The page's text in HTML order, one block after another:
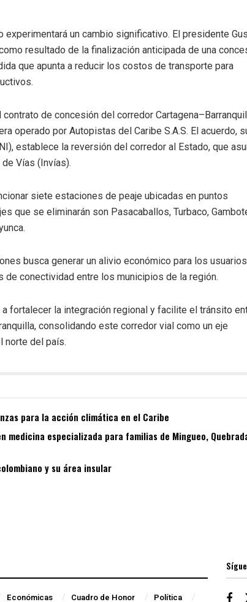
experimentará un cambio significativo. El presidente
resultado de la finalización anticipada de una
que apunta a reducir los costos de transporte para
de concesión del corredor
operado por Autopistas del Caribe S.A.S. El acuerdo,
establece la reversión del corredor al Estado, que
Vías (Invías).
siete estaciones de peaje ubicadas en puntos
que se eliminarán son Pasacaballos, Turbaco,
busca generar un alivio económico para los usuarios
conectividad entre los municipios de la región.
fortalecer la integración regional y facilite el tránsito
consolidando este corredor vial como un eje
norte del país.
para la acción climática en el Caribe
medicina especializada para familias de Mingueo,
y su área insular
Económicas Cuadro de Honor Política